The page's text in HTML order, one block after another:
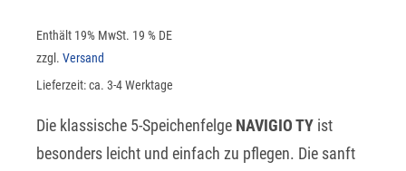
Enthält 19% MwSt. 19 % DE
zzgl.Versand
Lieferzeit: ca. 3-4 Werktage
Die klassische 5-Speichenfelge NAVIGIO TY ist
besonders leicht und einfach zu pflegen. Die sanft